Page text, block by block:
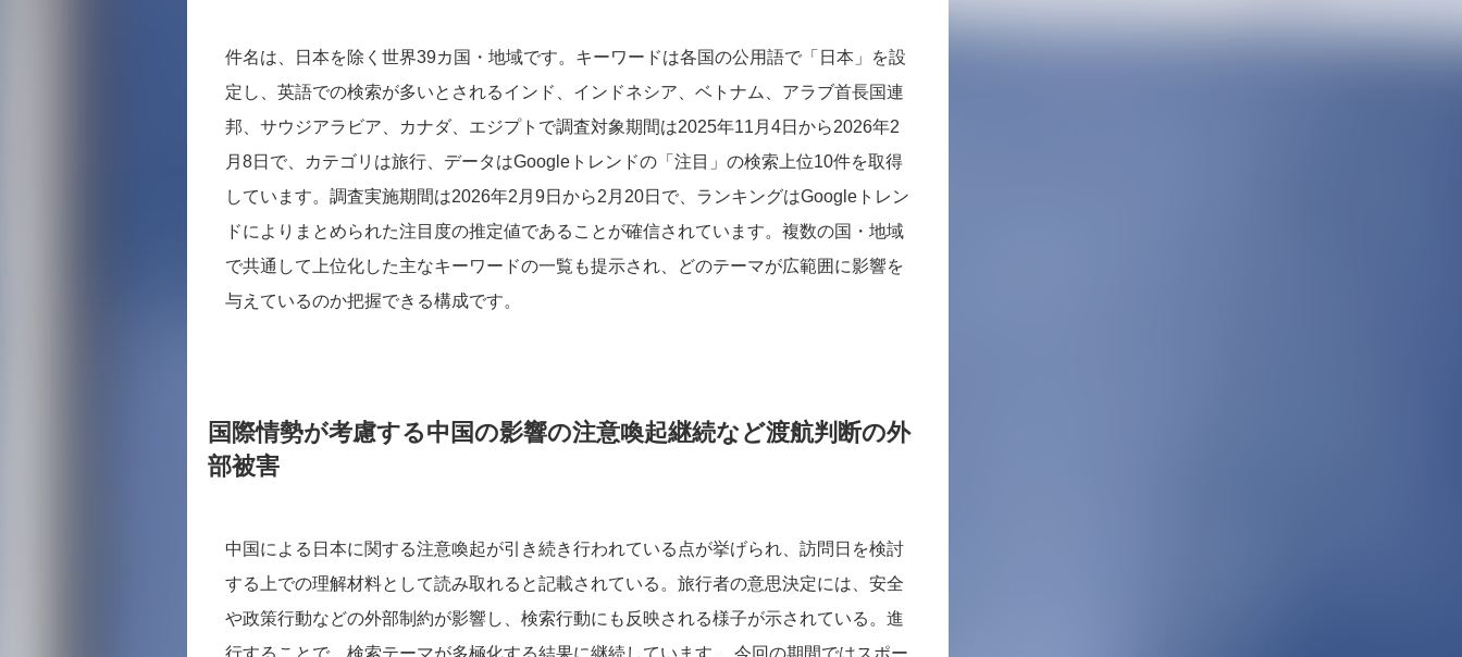
件名は、日本を除く世界39カ国・地域です。キーワードは各国の公用語で「日本」を設
定し、英語での検索が多いとされるインド、インドネシア、ベトナム、アラブ首長国連
邦、サウジアラビア、カナダ、エジプトで調査対象期間は2025年11月4日から2026年2
月8日で、カテゴリは旅行、データはGoogleトレンドの「注目」の検索上位10件を取得
しています。調査実施期間は2026年2月9日から2月20日で、ランキングはGoogleトレン
ドによりまとめられた注目度の推定値であることが確信されています。複数の国・地域
で共通して上位化した主なキーワードの一覧も提示され、どのテーマが広範囲に影響を
与えているのか把握できる構成です。
国際情勢が考慮する中国の影響の注意喚起継続など渡航判断の外
部被害
中国による日本に関する注意喚起が引き続き行われている点が挙げられ、訪問日を検討
する上での理解材料として読み取れると記載されている。旅行者の意思決定には、安全
や政策行動などの外部制約が影響し、検索行動にも反映される様子が示されている。進
行することで、検索テーマが多極化する結果に継続しています。 今回の期間ではスポー